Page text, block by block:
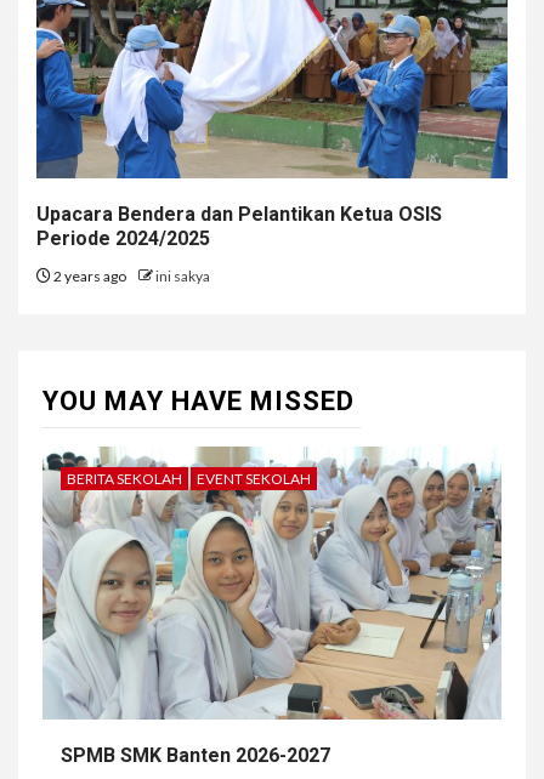
Upacara Bendera dan Pelantikan Ketua OSIS
Periode 2024/2025
2 years ago ini sakya
YOU MAY HAVE MISSED
BERITA SEKOLAH EVENT SEKOLAH
SPMB SMK Banten 2026-2027